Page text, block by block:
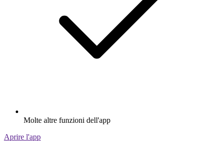
Molte altre funzioni dell'app
Aprire l'app